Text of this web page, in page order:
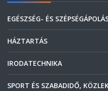
EGÉSZSÉG- ÉS
HÁZTARTÁS
IRODATECHNIKA
SPORT ÉS SZABADIDŐ,